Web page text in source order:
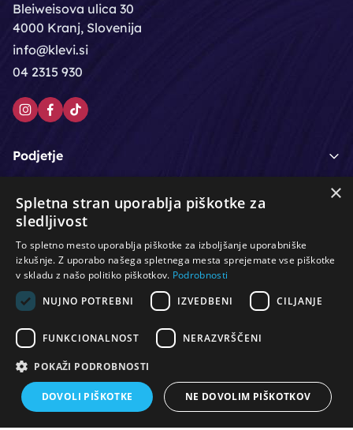
Bleiweisova ulica 30
4000 Kranj, Slovenija
info@klevi.si
04 2315 930
Podjetje
Moj račun
Podpora strankam
Lasje & nega las / Roke & nohti / Orodje - kozmetično /
Oprema za salone / Čistoča & zaščita / Ostalo
© Vse pravice pridržane. Produkcija:PNV d.o.o.
×
Spletna stran uporablja piškotke za
sledljivost
To spletno mesto uporablja piškotke za izboljšanje uporabniške
izkušnje. Z uporabo našega spletnega mesta sprejemate vse piškotke
v skladu z našo politiko piškotkov. Podrobnosti
NUJNO POTREBNI
IZVEDBENI CILJANJE
FUNKCIONALNOST NERAZVRŠČENI
POKAŽI PODROBNOSTI
DOVOLI PIŠKOTKE NE DOVOLIM PIŠKOTKOV